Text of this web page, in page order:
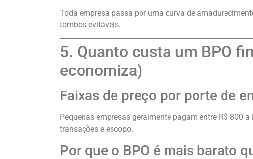
Toda empresa passa por uma curva de
tombos evitáveis.
5. Quanto custa um BPO
economiza)
Faixas de preço por porte de
Pequenas empresas geralmente pagam entre R$ 800
transações e escopo.
Por que o BPO é mais barato